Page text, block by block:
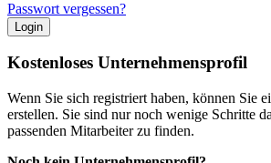
Passwort vergessen?
Login
Kostenloses Unternehmensprofil
Wenn Sie sich registriert haben, können Sie
erstellen. Sie sind nur noch wenige Schritte
passenden Mitarbeiter zu finden.